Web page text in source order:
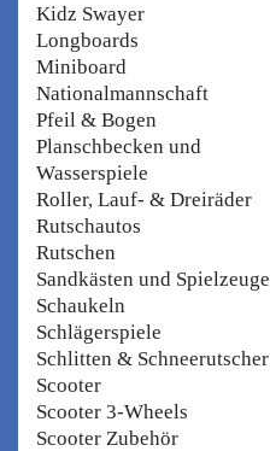
Kidz Swayer
Longboards
Miniboard
Nationalmannschaft
Pfeil & Bogen
Planschbecken und
Wasserspiele
Roller, Lauf- & Dreiräder
Rutschautos
Rutschen
Sandkästen und Spielzeuge
Schaukeln
Schlägerspiele
Schlitten & Schneerutscher
Scooter
Scooter 3-Wheels
Scooter Zubehör